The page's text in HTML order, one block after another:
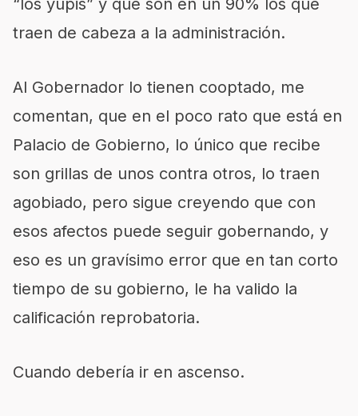
“los yupis” y que son en un 90% los que
traen de cabeza a la administración.
Al Gobernador lo tienen cooptado, me
comentan, que en el poco rato que está en
Palacio de Gobierno, lo único que recibe
son grillas de unos contra otros, lo traen
agobiado, pero sigue creyendo que con
esos afectos puede seguir gobernando, y
eso es un gravísimo error que en tan corto
tiempo de su gobierno, le ha valido la
calificación reprobatoria.
Cuando debería ir en ascenso.